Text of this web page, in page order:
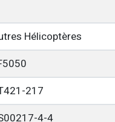
Hélicoptères
217
4-4